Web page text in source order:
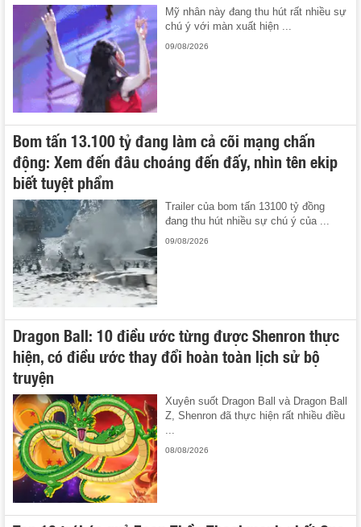
Mỹ nhân này đang thu hút rất nhiều sự
chú ý với màn xuất hiện ...
09/08/2026
Bom tấn 13.100 tỷ đang làm cả cõi mạng chấn
động: Xem đến đâu choáng đến đấy, nhìn tên ekip
biết tuyệt phẩm
Trailer của bom tấn 13100 tỷ đồng
đang thu hút nhiều sự chú ý của ...
09/08/2026
Dragon Ball: 10 điều ước từng được Shenron thực
hiện, có điều ước thay đổi hoàn toàn lịch sử bộ
truyện
Xuyên suốt Dragon Ball và Dragon Ball
Z, Shenron đã thực hiện rất nhiều điều
...
08/08/2026